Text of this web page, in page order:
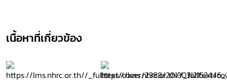
เนื้อหาที่เกี่ยวข้อง